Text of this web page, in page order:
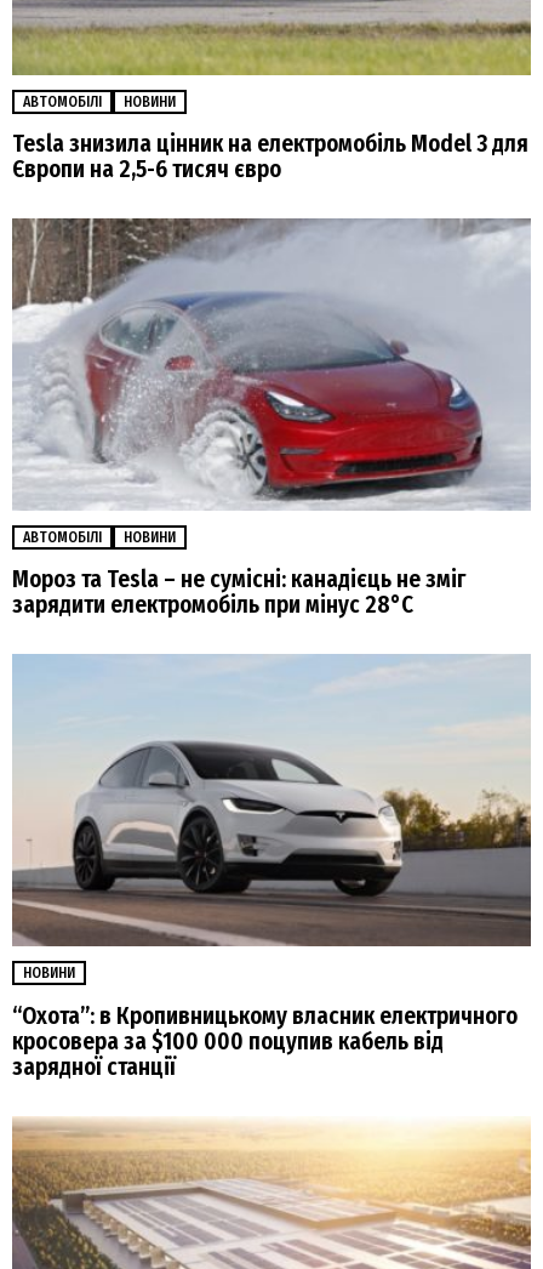
АВТОМОБІЛІ НОВИНИ
Tesla знизила цінник на електромобіль Model 3 для
Європи на 2,5-6 тисяч євро
АВТОМОБІЛІ НОВИНИ
Мороз та Tesla – не сумісні: канадієць не зміг
зарядити електромобіль при мінус 28°C
НОВИНИ
“Охота”: в Кропивницькому власник електричного
кросовера за $100 000 поцупив кабель від
зарядної станції